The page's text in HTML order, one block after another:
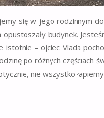
się w jego rodzinnym
budynek.
istotnie – ojciec Vlada
po różnych częściach
nie wszystko łapiemy.